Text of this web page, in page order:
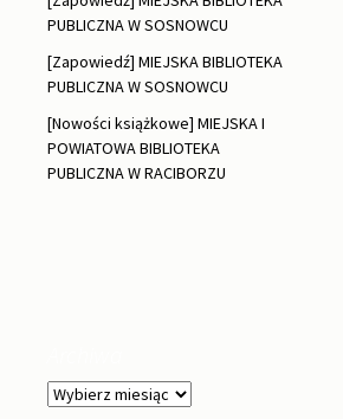
PUBLICZNA W SOSNOWCU
[Zapowiedź] MIEJSKA BIBLIOTEKA
PUBLICZNA W SOSNOWCU
[Nowości książkowe] MIEJSKA I
POWIATOWA BIBLIOTEKA
PUBLICZNA W RACIBORZU
Archiwa